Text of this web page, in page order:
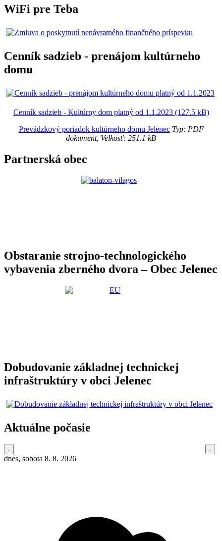
WiFi pre Teba
Cenník sadzieb - prenájom kultúrneho
domu
Cenník sadzieb - Kultúrny dom platný od 1.1.2023 (127.5 kB)
Prevádzkový poriadok kultúrneho domu JelenecTyp: PDF
dokument, Velkosť: 251.1 kB
Partnerská obec
Obstaranie strojno-technologického
vybavenia zberného dvora – Obec Jelenec
Dobudovanie základnej technickej
infraštruktúry v obci Jelenec
Aktuálne počasie
dnes, sobota 8. 8. 2026